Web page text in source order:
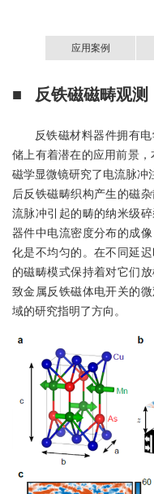
应用案例
■ 反铁磁磁畴观测
反铁磁材料器件拥有
储上有着潜在的应用前景
磁学显微镜研究了电流脉冲
后反铁磁畴织构产生的磁
流脉冲引起的畴的纳米级
器件中电流密度分布的成
化是不均匀的。在不同延
的磁畴模式保持着对它们
致金属反铁磁体电开关的
域的研究指明了方向。
基于NV色心的超分辨量子磁